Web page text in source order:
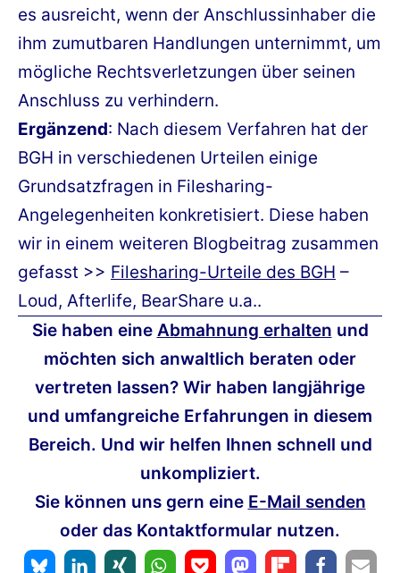
es ausreicht, wenn der Anschlussinhaber die
ihm zumutbaren Handlungen unternimmt, um
mögliche Rechtsverletzungen über seinen
Anschluss zu verhindern.
Ergänzend: Nach diesem Verfahren hat der
BGH in verschiedenen Urteilen einige
Grundsatzfragen in Filesharing-
Angelegenheiten konkretisiert. Diese haben
wir in einem weiteren Blogbeitrag zusammen
gefasst >> Filesharing-Urteile des BGH –
Loud, Afterlife, BearShare u.a..
Sie haben eine Abmahnung erhalten und
möchten sich anwaltlich beraten oder
vertreten lassen? Wir haben langjährige
und umfangreiche Erfahrungen in diesem
Bereich. Und wir helfen Ihnen schnell und
unkompliziert.
Sie können uns gern eine E-Mail senden
oder das Kontaktformular nutzen.